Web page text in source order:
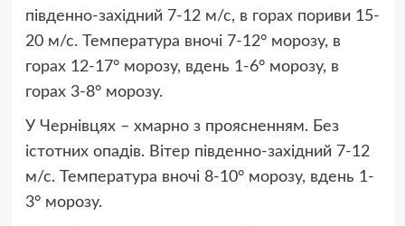
південно-західний 7-12 м/с, в горах пориви 15-
20 м/с. Температура вночі 7-12° морозу, в
горах 12-17° морозу, вдень 1-6° морозу, в
горах 3-8° морозу.
У Чернівцях – хмарно з проясненням. Без
істотних опадів. Вітер південно-західний 7-12
м/с. Температура вночі 8-10° морозу, вдень 1-
3° морозу.